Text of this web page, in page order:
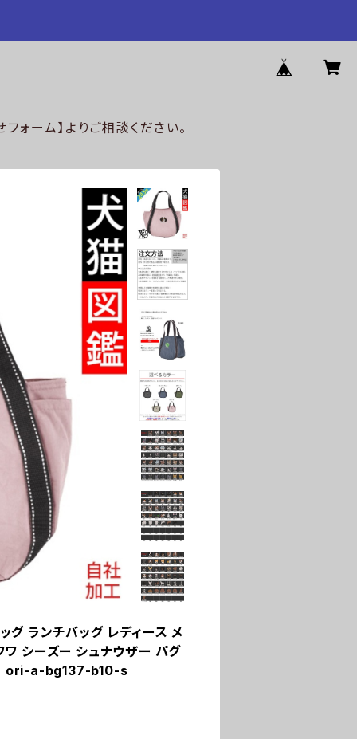
ーム】よりご相談ください。
グ ランチバッグ レディース メ
シーズー シュナウザー パグ
ス ori-a-bg137-b10-s